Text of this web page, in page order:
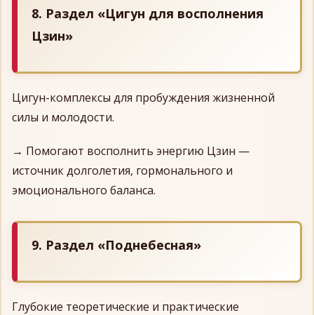
8. Раздел «Цигун для восполнения
Цзин»
Цигун-комплексы для пробуждения жизненной
силы и молодости.
→ Помогают восполнить энергию Цзин —
источник долголетия, гормонального и
эмоционального баланса.
9. Раздел «Поднебесная»
Глубокие теоретические и практические